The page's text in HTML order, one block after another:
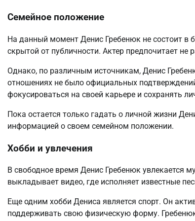
Семейное положение
На данный момент Денис Гребенюк не состоит в
скрытой от публичности. Актер предпочитает
Однако, по различным источникам, Денис
отношениях не было официальных
фокусироваться на своей карьере и сохранять
Пока остается только гадать о личной жизни
информацией о своем семейном положении.
Хобби и увлечения
В свободное время Денис Гребенюк увлекается
выкладывает видео, где исполняет известные
Еще одним хобби Дениса является спорт. Он
поддерживать свою физическую форму.